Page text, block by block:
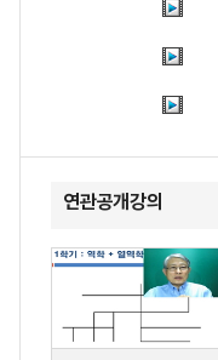
연관공개강의